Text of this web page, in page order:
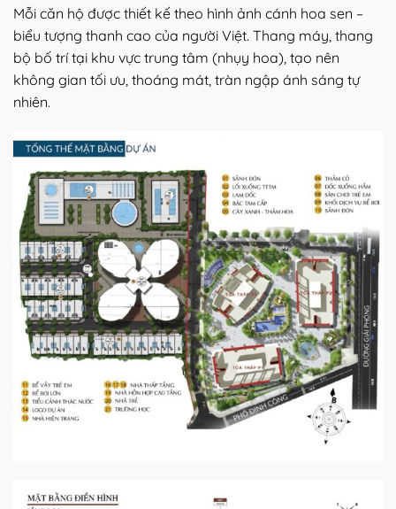
Mỗi căn hộ được thiết kế theo hình ảnh cánh hoa sen –
biểu tượng thanh cao của người Việt. Thang máy, thang
bộ bố trí tại khu vực trung tâm (nhụy hoa), tạo nên
không gian tối ưu, thoáng mát, tràn ngập ánh sáng tự
nhiên.